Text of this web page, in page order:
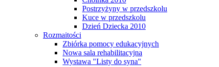
Postrzyżyny w przedszkolu
Kuce w przedszkolu
Dzień Dziecka 2010
Rozmaitości
Zbiórka pomocy edukacyjnych
Nowa sala rehabilitacyjna
Wystawa "Listy do syna"